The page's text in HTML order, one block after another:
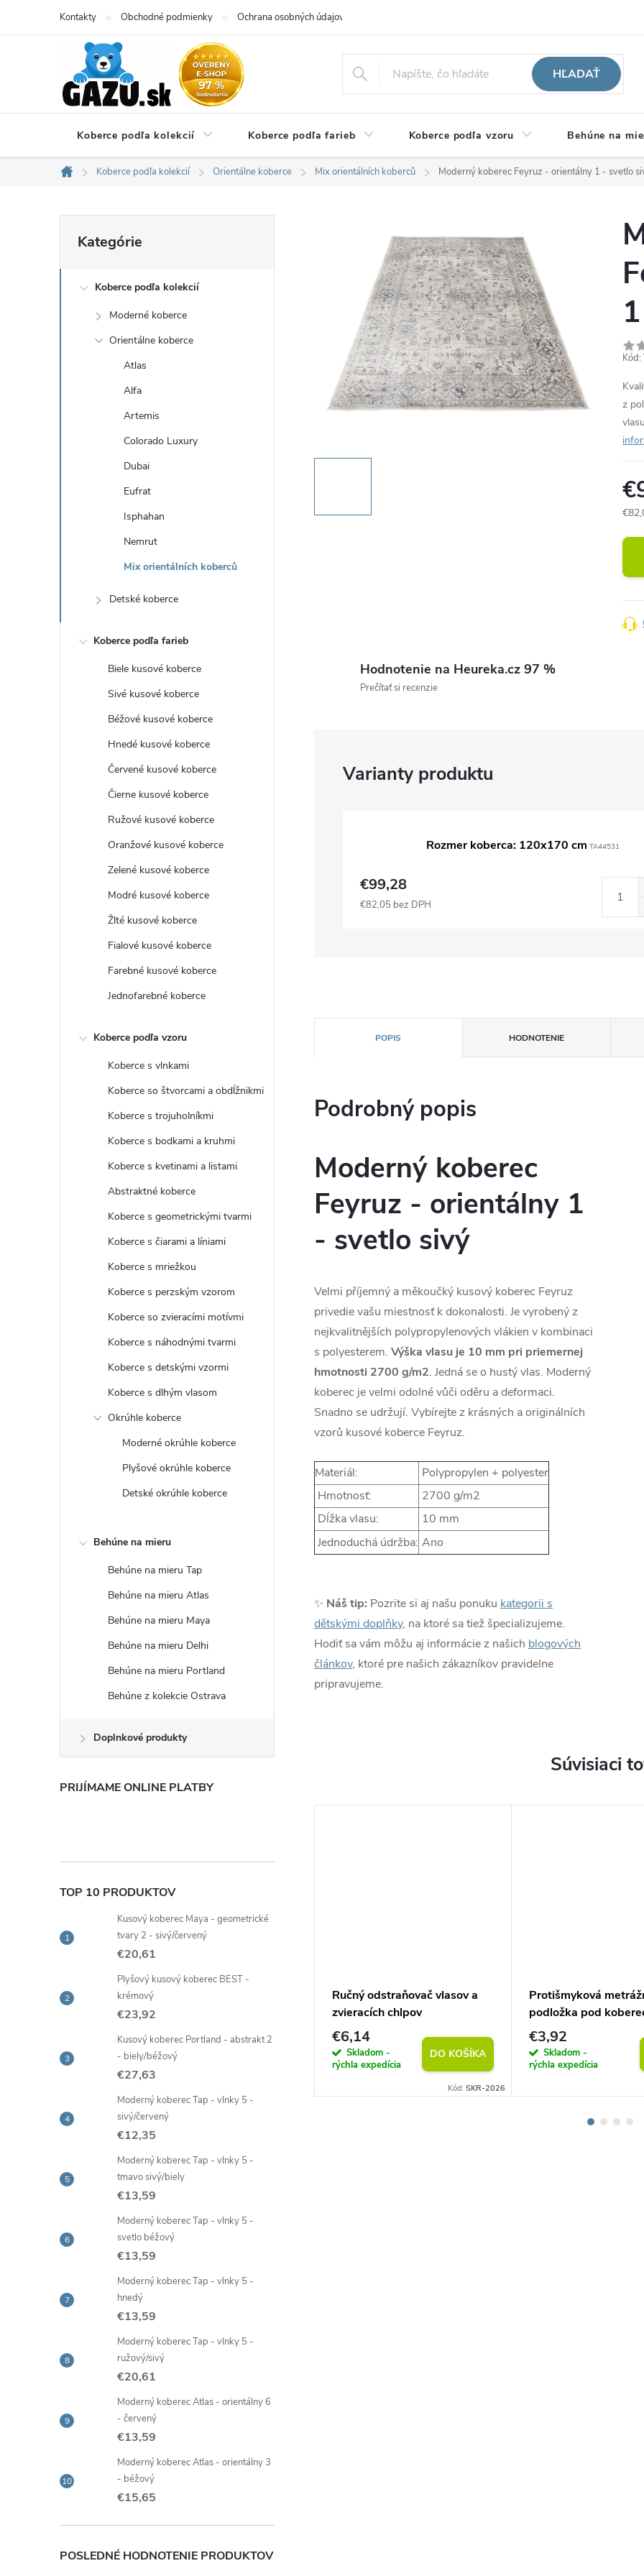
Kontakty Obchodné podmienky Ochrana osobných údajov
HĽADAŤ
Koberce podľa kolekcií Koberce podľa farieb Koberce podľa vzoru Behúne na
Domov
Koberce podľa kolekcií Orientálne koberce Mix orientálních koberců Moderný koberec Feyruz - orientálny 1 - svetlo
o
kategórie
Kategórie
Koberce podľa kolekcií
Moderné koberce
Orientálne koberce
Atlas
Alfa
Artemis
Colorado Luxury
Dubai
Eufrat
Isphahan
Nemrut
Mix orientálních koberců
Detské koberce
Koberce podľa farieb
Biele kusové koberce
Sivé kusové koberce
Béžové kusové koberce
Hnedé kusové koberce
Červené kusové koberce
Čierne kusové koberce
Ružové kusové koberce
Oranžové kusové koberce
Zelené kusové koberce
Modré kusové koberce
Žlté kusové koberce
Fialové kusové koberce
Farebné kusové koberce
Jednofarebné koberce
Koberce podľa vzoru
Koberce s vlnkami
Koberce so štvorcami a obdĺžnikmi
Koberce s trojuholníkmi
Koberce s bodkami a kruhmi
Koberce s kvetinami a listami
Abstraktné koberce
Koberce s geometrickými tvarmi
Koberce s čiarami a líniami
Koberce s mriežkou
Koberce s perzským vzorom
Koberce so zvieracími motívmi
Koberce s náhodnými tvarmi
Koberce s detskými vzormi
Koberce s dlhým vlasom
Okrúhle koberce
Moderné okrúhle koberce
Plyšové okrúhle koberce
Detské okrúhle koberce
Behúne na mieru
Behúne na mieru Tap
Behúne na mieru Atlas
Behúne na mieru Maya
Behúne na mieru Delhi
Behúne na mieru Portland
Behúne z kolekcie Ostrava
Doplnkové produkty
PRIJÍMAME ONLINE PLATBY
TOP 10 PRODUKTOV
Kusový koberec Maya - geometrické
tvary 2 - sivý/červený
€20,61
Plyšový kusový koberec BEST -
krémový
€23,92
Kusový koberec Portland - abstrakt 2
- biely/béžový
€27,63
Moderný koberec Tap - vlnky 5 -
sivý/červený
€12,35
Moderný koberec Tap - vlnky 5 -
tmavo sivý/biely
€13,59
Moderný koberec Tap - vlnky 5 -
svetlo béžový
€13,59
Moderný koberec Tap - vlnky 5 -
hnedý
€13,59
Moderný koberec Tap - vlnky 5 -
ružový/sivý
€20,61
Moderný koberec Atlas - orientálny 6
- červený
€13,59
Moderný koberec Atlas - orientálny 3
- béžový
€15,65
POSLEDNÉ HODNOTENIE PRODUKTOV
Kód:
z
cena:
Hodnotenie na Heureka.cz 97 %
Prečítať si recenzie
Rozmer koberca: 120x170 cm TA44531
€99,28
€82,05 bez DPH
POPIS HODNOTENIE
Podrobný popis
Moderný koberec
Feyruz - orientálny 1
- svetlo sivý
Velmi příjemný a měkoučký kusový koberec Feyruz
privedie vašu miestnosť k dokonalosti. Je vyrobený z
nejkvalitnějších polypropylenových vlákien v kombinaci
s polyesterem. Výška vlasu je 10 mm pri priemernej
hmotnosti 2700 g/m2. Jedná se o hustý vlas. Moderný
koberec je velmi odolné vůči oděru a deformaci.
Snadno se udržují. Vybírejte z krásných a originálních
vzorů kusové koberce Feyruz.
Materiál:
Polypropylen + polyester
Hmotnosť:
2700 g/m2
Dĺžka vlasu:
10 mm
Jednoduchá údržba: Ano
✨ Náš tip: Pozrite si aj našu ponuku kategorii s
dětskými doplňky, na ktoré sa tiež špecializujeme.
Hodiť sa vám môžu aj informácie z našich blogových
článkov, ktoré pre našich zákazníkov pravidelne
pripravujeme.
Súvisiaci
hubka na
DO KOŠÍKA
Prírodný jutový špagát, návin
50 m
€2,02
Skladom -
rýchla expedícia
Ručný odstraňovač vlasov a
zvieracích chlpov
€6,14
Skladom -
rýchla expedícia
DO KOŠÍKA
Kód: SKR-2026
Protišmyková
podložka pod
(vlastný rozmer)
€3,92
Skladom -
rýchla expedícia